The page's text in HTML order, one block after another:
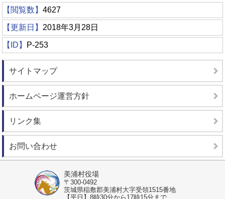
【閲覧数】4627
【更新日】 2018年3月28日
【ID】 P-253
サイトマップ
ホームページ運営方針
リンク集
お問い合わせ
美浦村役場
〒300-0492
茨城県稲敷郡美浦村大字受領1515番地
【平日】8時30分から17時15分まで